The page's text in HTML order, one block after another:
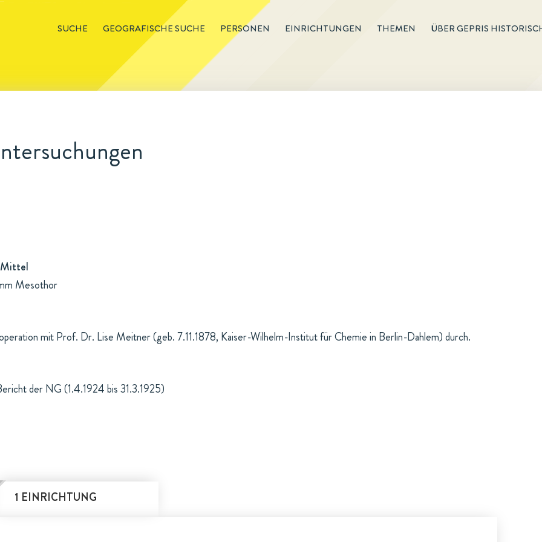
SUCHE GEOGRAFISCHE SUCHE PERSONEN EINRICHTUNGEN THEMEN ÜBER GEPRIS
Mittel
Mesothor
mit Prof. Dr. Lise Meitner (geb. 7.11.1878, Kaiser-Wilhelm-Institut für Chemie in Berlin-Dahlem) durch.
der NG (1.4.1924 bis 31.3.1925)
1 EINRICHTUNG